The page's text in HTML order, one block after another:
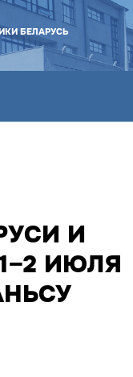
БЕЛАРУСЬ
И
ИЮЛЯ